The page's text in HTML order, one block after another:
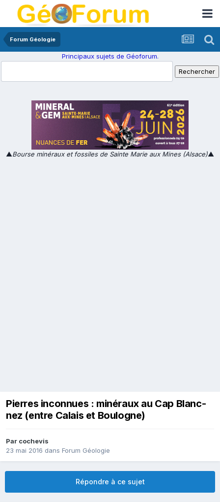
Forum Géologie
Principaux sujets de Géoforum.
▲Bourse minéraux et fossiles de Sainte Marie aux Mines (Alsace)▲
Pierres inconnues : minéraux au Cap Blanc-
nez (entre Calais et Boulogne)
Par cochevis
23 mai 2016 dans Forum Géologie
Répondre à ce sujet